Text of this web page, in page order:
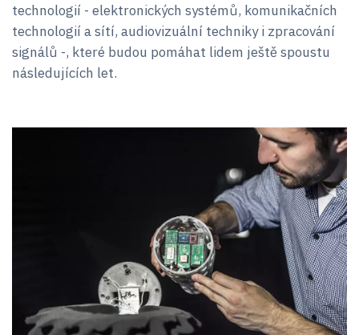
technologií - elektronických systémů, komunikačních
technologií a sítí, audiovizuální techniky i zpracování
signálů -, které budou pomáhat lidem ještě spoustu
následujících let.